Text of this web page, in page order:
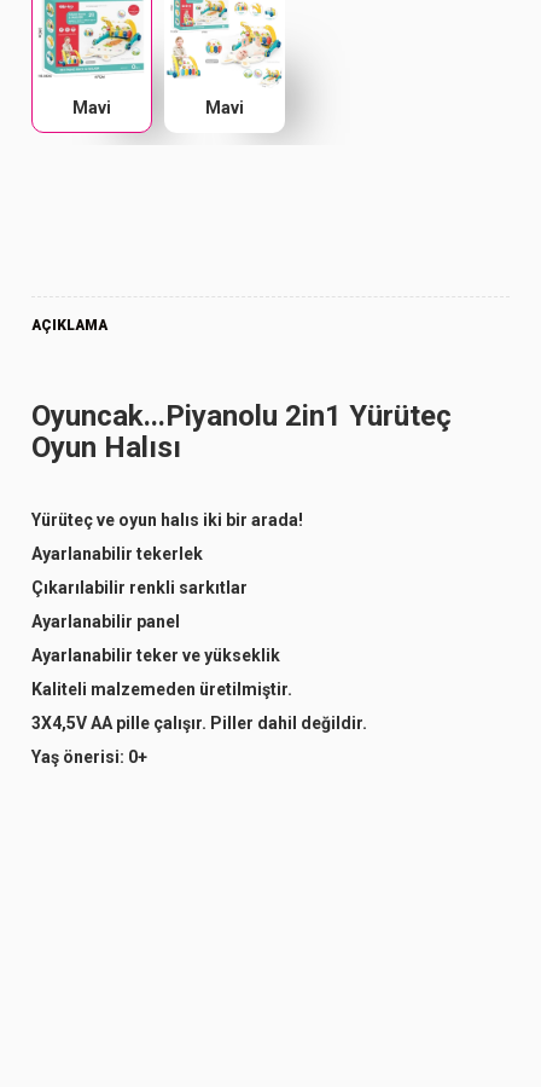
Mavi Mavi
AÇIKLAMA
Oyuncak...Piyanolu 2in1 Yürüteç
Oyun Halısı
Yürüteç ve oyun halıs iki bir arada!
Ayarlanabilir tekerlek
Çıkarılabilir renkli sarkıtlar
Ayarlanabilir panel
Ayarlanabilir teker ve yükseklik
Kaliteli malzemeden üretilmiştir.
3X4,5V AA pille çalışır. Piller dahil değildir.
Yaş önerisi: 0+